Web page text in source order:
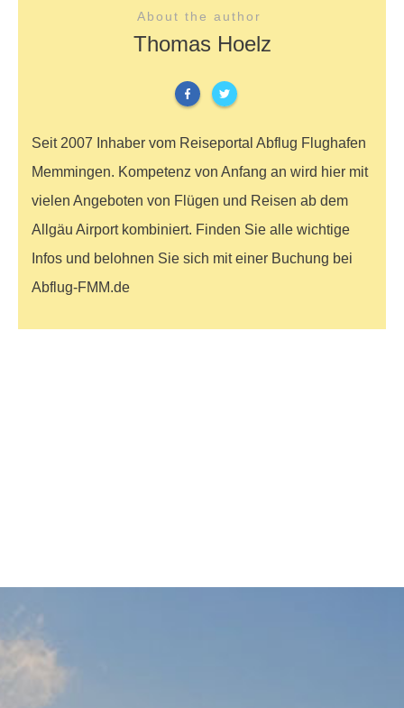
About the author
Thomas Hoelz
Seit 2007 Inhaber vom Reiseportal Abflug Flughafen
Memmingen. Kompetenz von Anfang an wird hier mit
vielen Angeboten von Flügen und Reisen ab dem
Allgäu Airport kombiniert. Finden Sie alle wichtige
Infos und belohnen Sie sich mit einer Buchung bei
Abflug-FMM.de